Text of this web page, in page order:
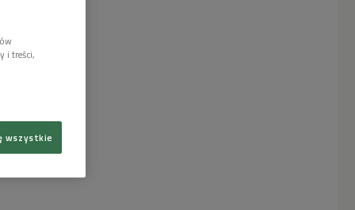
i treści,
wszystkie